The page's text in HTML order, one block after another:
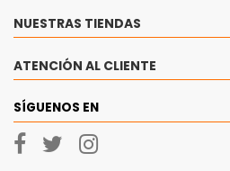
NUESTRAS TIENDAS
ATENCIÓN AL CLIENTE
SÍGUENOS EN